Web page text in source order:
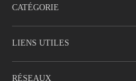
CATÉGORIE
LIENS UTILES
RÉSEAUX